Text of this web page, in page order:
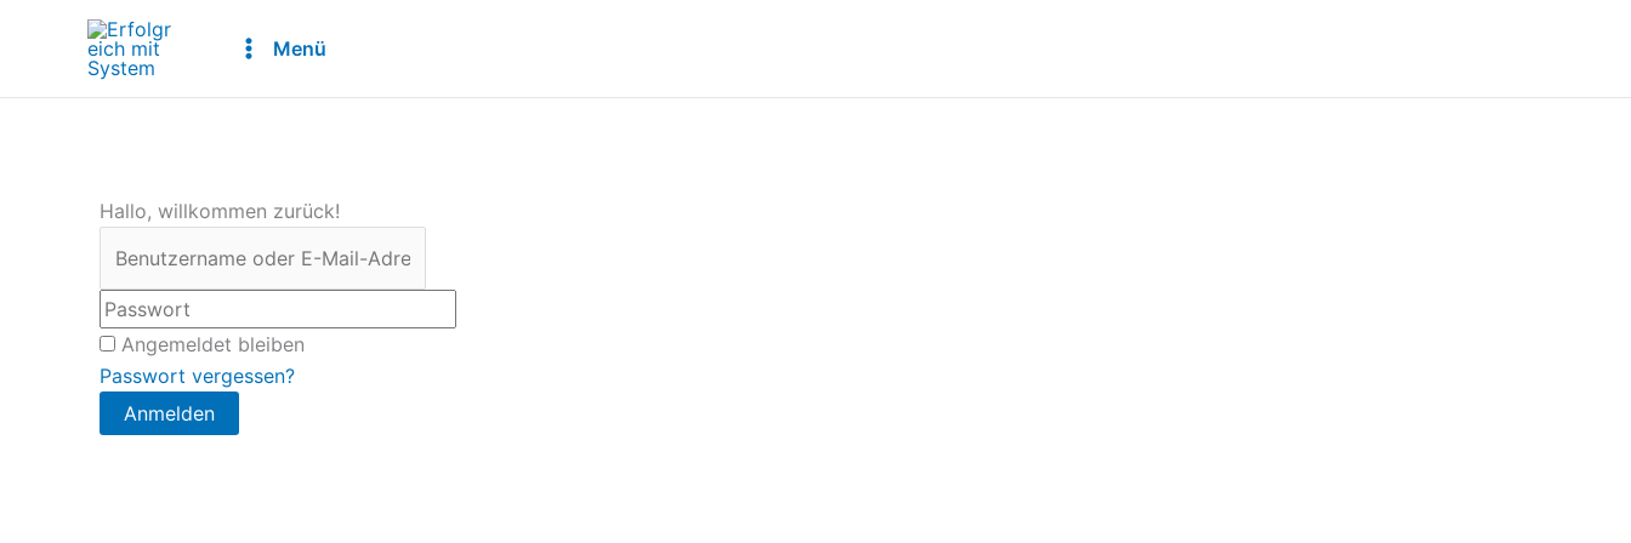
Menü
Hallo, willkommen zurück!
Angemeldet bleiben
Passwort vergessen?
Anmelden